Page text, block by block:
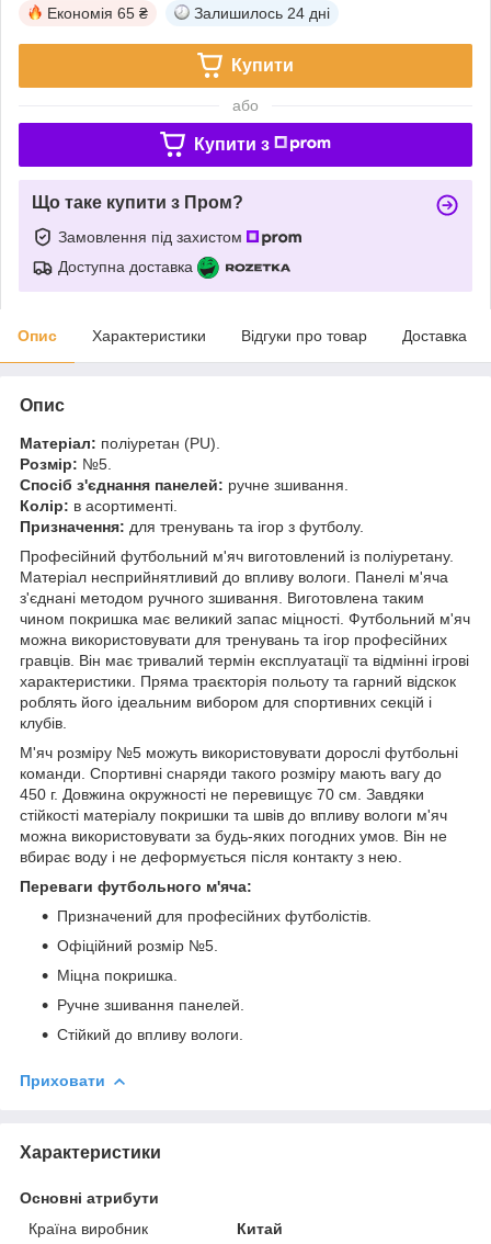
Економія 65 ₴ Залишилось 24 дні
Купити
або
Купити з
Що таке купити з Пром?
Замовлення під захистом
Доступна доставка
Опис Характеристики Відгуки про товар Доставка
Опис
Матеріал: поліуретан (PU).
Розмір: №5.
Спосіб з'єднання панелей: ручне зшивання.
Колір: в асортименті.
Призначення: для тренувань та ігор з футболу.
Професійний футбольний м'яч виготовлений із поліуретану.
Матеріал несприйнятливий до впливу вологи. Панелі м'яча
з'єднані методом ручного зшивання. Виготовлена таким
чином покришка має великий запас міцності. Футбольний м'яч
можна використовувати для тренувань та ігор професійних
гравців. Він має тривалий термін експлуатації та відмінні ігрові
характеристики. Пряма траєкторія польоту та гарний відскок
роблять його ідеальним вибором для спортивних секцій і
клубів.
М'яч розміру №5 можуть використовувати дорослі футбольні
команди. Спортивні снаряди такого розміру мають вагу до
450 г. Довжина окружності не перевищує 70 см. Завдяки
стійкості матеріалу покришки та швів до впливу вологи м'яч
можна використовувати за будь-яких погодних умов. Він не
вбирає воду і не деформується після контакту з нею.
Переваги футбольного м'яча:
Призначений для професійних футболістів.
Офіційний розмір №5.
Міцна покришка.
Ручне зшивання панелей.
Стійкий до впливу вологи.
Приховати
Характеристики
Основні атрибути
Країна виробник
Китай